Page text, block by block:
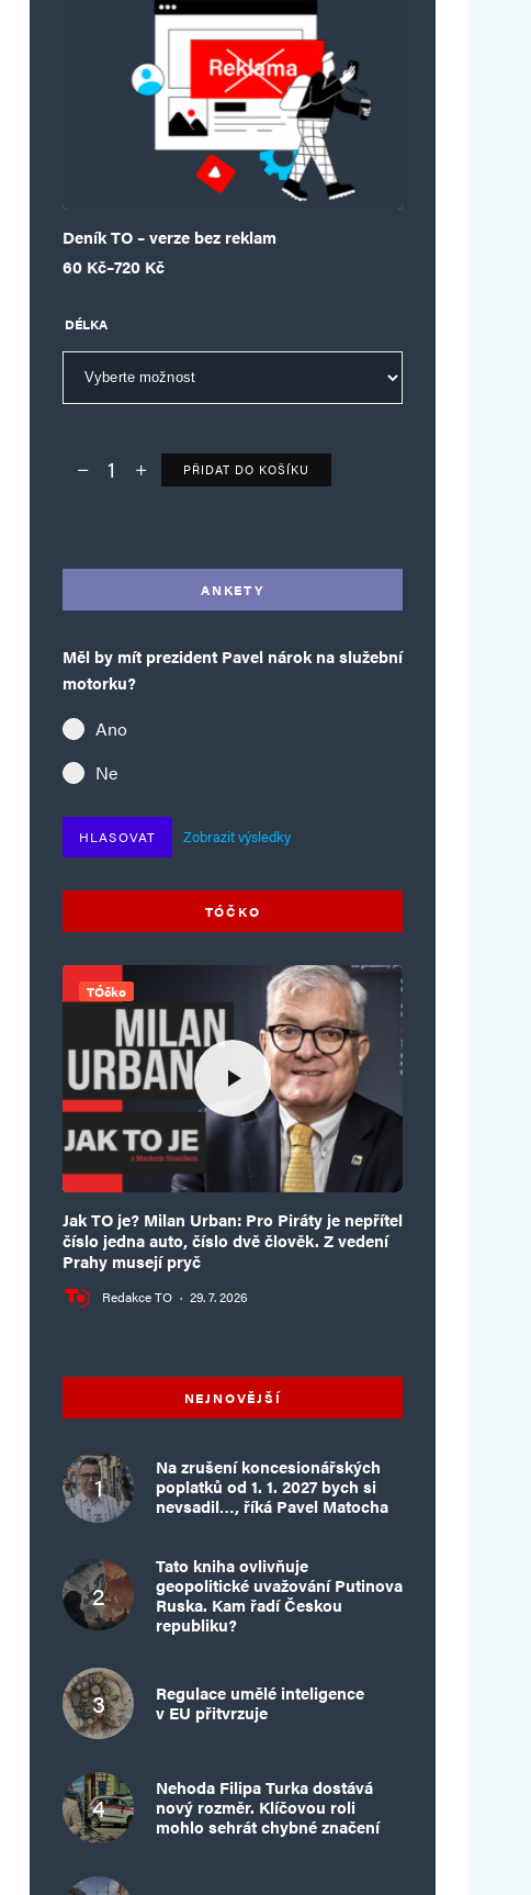
Deník TO – verze bez reklam
60 Kč–720 Kč
Rozpětí cen: 60 Kč až 720 Kč
DÉLKA
Deník TO – verze bez reklam množství
PŘIDAT DO KOŠÍKU
ANKETY
Měl by mít prezident Pavel nárok na služební
motorku?
Ano
Ne
HLASOVAT Zobrazit výsledky
TÓČKO
TÓčko
Jak TO je? Milan Urban: Pro Piráty je nepřítel
číslo jedna auto, číslo dvě člověk. Z vedení
Prahy musejí pryč
Redakce TO · 29. 7. 2026
NEJNOVĚJŠÍ
Na zrušení koncesionářských
poplatků od 1. 1. 2027 bych si
nevsadil…, říká Pavel Matocha
Tato kniha ovlivňuje
geopolitické uvažování Putinova
Ruska. Kam řadí Českou
republiku?
Regulace umělé inteligence
v EU přitvrzuje
Nehoda Filipa Turka dostává
nový rozměr. Klíčovou roli
mohlo sehrát chybné značení